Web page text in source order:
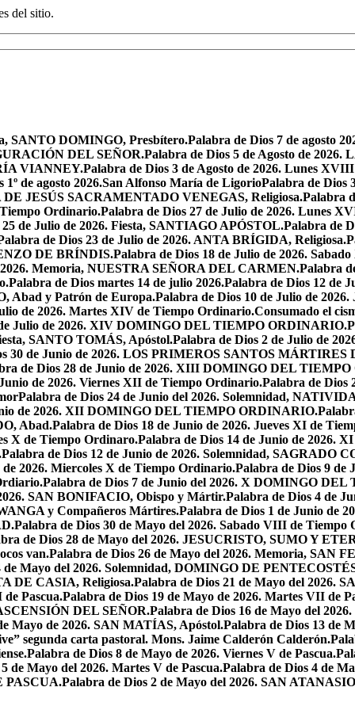
del sitio.
SANTO DOMINGO, Presbítero.Palabra de Dios 7 de agosto
DEL SEÑOR.Palabra de Dios 5 de Agosto de
VIANNEY.Palabra de Dios 3 de Agosto de 2026. Lunes
1º de agosto 2026.San Alfonso María de LigorioPalabra de Dios
JESÚS SACRAMENTADO VENEGAS, Religiosa.Palabra
Ordinario.Palabra de Dios 27 de Julio de 2026. Lunes
de Julio de 2026. Fiesta, SANTIAGO APÓSTOL.Palabra de
de Dios 23 de Julio de 2026. ANTA BRÍGIDA, Religiosa.
DE BRÍNDIS.Palabra de Dios 18 de Julio de 2026.
2026. Memoria, NUESTRA SEÑORA DEL CARMEN.Palabra
Palabra de Dios martes 14 de julio 2026.Palabra de Dios 12 de
Abad y Patrón de Europa.Palabra de Dios 10 de Julio de
de 2026. Martes XIV de Tiempo Ordinario.Consumado el
Julio de 2026. XIV DOMINGO DEL TIEMPO ORDINARIO.
SANTO TOMÁS, Apóstol.Palabra de Dios 2 de Julio de
30 de Junio de 2026. LOS PRIMEROS SANTOS
de Dios 28 de Junio de 2026. XIII DOMINGO DEL
de 2026. Viernes XII de Tiempo Ordinario.Palabra de Dios
Palabra de Dios 24 de Junio del 2026. Solemnidad,
de 2026. XII DOMINGO DEL TIEMPO ORDINARIO.
Abad.Palabra de Dios 18 de Junio de 2026. Jueves XI de
X de Tiempo Ordinaro.Palabra de Dios 14 de Junio de
Palabra de Dios 12 de Junio de 2026. Solemnidad, SAGRADO
2026. Miercoles X de Tiempo Ordinario.Palabra de Dios 9 de
Palabra de Dios 7 de Junio del 2026. X DOMINGO
SAN BONIFACIO, Obispo y Mártir.Palabra de Dios 4 de
y Compañeros Mártires.Palabra de Dios 1 de Junio de
Palabra de Dios 30 de Mayo del 2026. Sabado VIII de Tiempo
de Dios 28 de Mayo del 2026. JESUCRISTO, SUMO Y
van.Palabra de Dios 26 de Mayo del 2026. Memoria, SAN
de Mayo del 2026. Solemnidad, DOMINGO DE
DE CASIA, Religiosa.Palabra de Dios 21 de Mayo del 2026.
Pascua.Palabra de Dios 19 de Mayo de 2026. Martes VII de
DEL SEÑOR.Palabra de Dios 16 de Mayo del
Mayo de 2026. SAN MATÍAS, Apóstol.Palabra de Dios 13 de
segunda carta pastoral. Mons. Jaime Calderón Calderón.
Palabra de Dios 8 de Mayo de 2026. Viernes V de Pascua.
de Mayo del 2026. Martes V de Pascua.Palabra de Dios 4 de
PASCUA.Palabra de Dios 2 de Mayo del 2026. SAN